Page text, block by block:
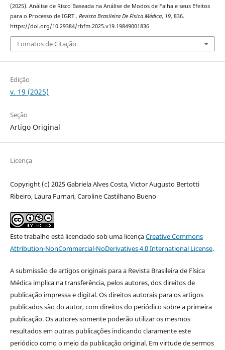
(2025). Análise de Risco Baseada na Análise de Modos de Falha e seus Efeitos
para o Processo de IGRT . Revista Brasileira De Física Médica, 19, 836.
https://doi.org/10.29384/rbfm.2025.v19.19849001836
Fomatos de Citação
Edição
v. 19 (2025)
Seção
Artigo Original
Licença
Copyright (c) 2025 Gabriela Alves Costa, Victor Augusto Bertotti
Ribeiro, Laura Furnari, Caroline Castilhano Bueno
Este trabalho está licenciado sob uma licençaCreative Commons
Attribution-NonCommercial-NoDerivatives 4.0 International License.
A submissão de artigos originais para a Revista Brasileira de Física
Médica implica na transferência, pelos autores, dos direitos de
publicação impressa e digital. Os direitos autorais para os artigos
publicados são do autor, com direitos do periódico sobre a primeira
publicação. Os autores somente poderão utilizar os mesmos
resultados em outras publicações indicando claramente este
periódico como o meio da publicação original. Em virtude de sermos